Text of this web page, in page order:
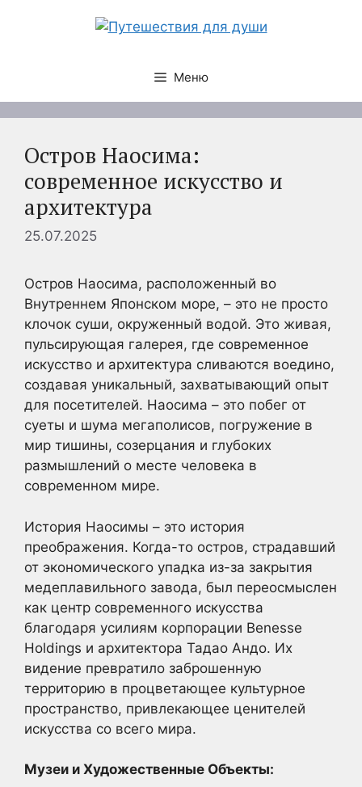
Меню
Остров Наосима:
современное искусство и
архитектура
25.07.2025
Остров Наосима, расположенный во
Внутреннем Японском море, – это не просто
клочок суши, окруженный водой. Это живая,
пульсирующая галерея, где современное
искусство и архитектура сливаются воедино,
создавая уникальный, захватывающий опыт
для посетителей. Наосима – это побег от
суеты и шума мегаполисов, погружение в
мир тишины, созерцания и глубоких
размышлений о месте человека в
современном мире.
История Наосимы – это история
преображения. Когда-то остров, страдавший
от экономического упадка из-за закрытия
медеплавильного завода, был переосмыслен
как центр современного искусства
благодаря усилиям корпорации Benesse
Holdings и архитектора Тадао Андо. Их
видение превратило заброшенную
территорию в процветающее культурное
пространство, привлекающее ценителей
искусства со всего мира.
Музеи и Художественные Объекты: